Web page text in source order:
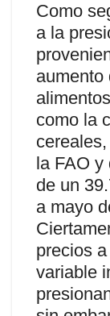
Como
a la
aumento
como la
la FAO
de un
a mayo
precios
variable